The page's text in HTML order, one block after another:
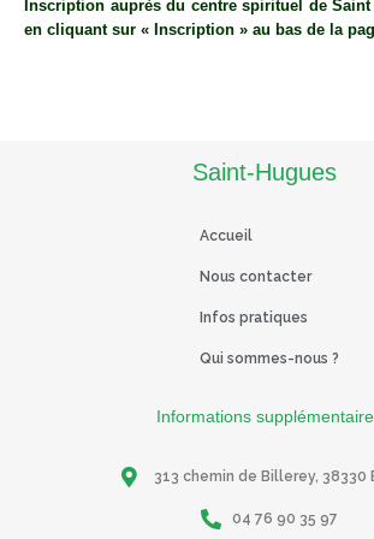
Inscription auprès du centre spirituel de Saint
en cliquant sur « Inscription » au bas de la
Saint-Hugues
Accueil
Nous contacter
Infos pratiques
Qui sommes-nous ?
Informations
313 chemin de Billerey, 38330
04 76 90 35 97